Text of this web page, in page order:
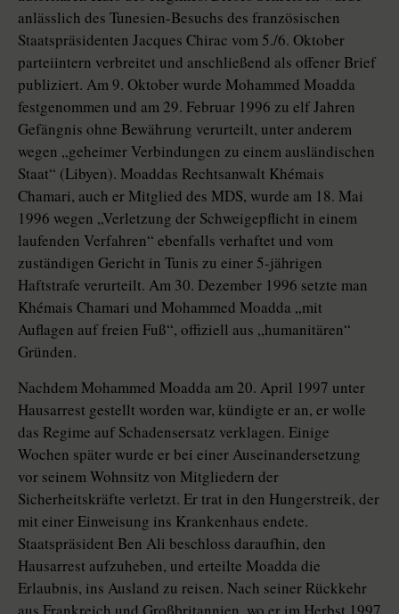
anlässlich des Tunesien-Besuchs des französischen
Staatspräsidenten Jacques Chirac vom 5./6. Oktober
parteiintern verbreitet und anschließend als offener Brief
publiziert. Am 9. Oktober wurde Mohammed Moadda
festgenommen und am 29. Februar 1996 zu elf Jahren
Gefängnis ohne Bewährung verurteilt, unter anderem
wegen „geheimer Verbindungen zu einem ausländischen
Staat“ (Libyen). Moaddas Rechtsanwalt Khémais
Chamari, auch er Mitglied des MDS, wurde am 18. Mai
1996 wegen „Verletzung der Schweigepflicht in einem
laufenden Verfahren“ ebenfalls verhaftet und vom
zuständigen Gericht in Tunis zu einer 5-jährigen
Haftstrafe verurteilt. Am 30. Dezember 1996 setzte man
Khémais Chamari und Mohammed Moadda „mit
Auflagen auf freien Fuß“, offiziell aus „humanitären“
Gründen.
Nachdem Mohammed Moadda am 20. April 1997 unter
Hausarrest gestellt worden war, kündigte er an, er wolle
das Regime auf Schadensersatz verklagen. Einige
Wochen später wurde er bei einer Auseinandersetzung
vor seinem Wohnsitz von Mitgliedern der
Sicherheitskräfte verletzt. Er trat in den Hungerstreik, der
mit einer Einweisung ins Krankenhaus endete.
Staatspräsident Ben Ali beschloss daraufhin, den
Hausarrest aufzuheben, und erteilte Moadda die
Erlaubnis, ins Ausland zu reisen. Nach seiner Rückkehr